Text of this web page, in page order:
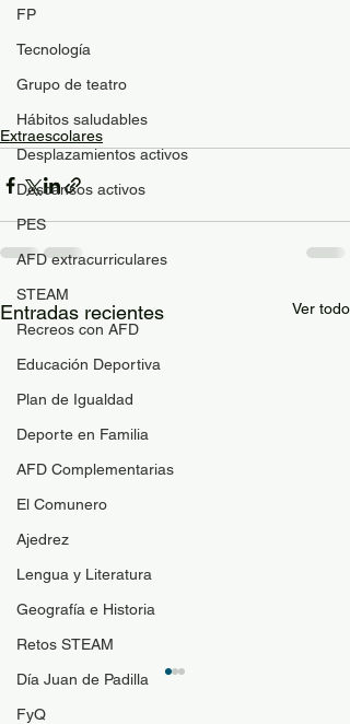
FP
Tecnología
Grupo de teatro
Hábitos saludables
Desplazamientos activos
Descansos activos
PES
AFD extracurriculares
STEAM
Recreos con AFD
Educación Deportiva
Plan de Igualdad
Deporte en Familia
AFD Complementarias
El Comunero
Ajedrez
Lengua y Literatura
Geografía e Historia
Retos STEAM
Día Juan de Padilla
FyQ
Extraescolares
Entradas recientes Ver todo